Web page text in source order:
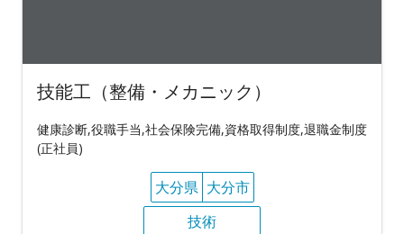
技能工（整備・メカニック）
健康診断,役職手当,社会保険完備,資格取得制度,退職金制度
(正社員)
大分県 大分市
技術